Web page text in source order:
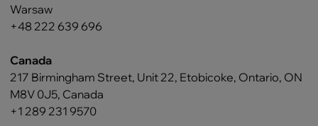
Warsaw
+48 222 639 696
Canada
217 Birmingham Street, Unit 22, Etobicoke, Ontario, ON
M8V 0J5, Canada
+1 289 231 9570